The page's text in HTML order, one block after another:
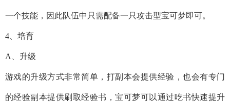
一个技能，因此队伍中只需配备一只攻击型宝可梦即可。
4、培育
A、升级
游戏的升级方式非常简单，打副本会提供经验，也会有专门
的经验副本提供刷取经验书，宝可梦可以通过吃书快速提升